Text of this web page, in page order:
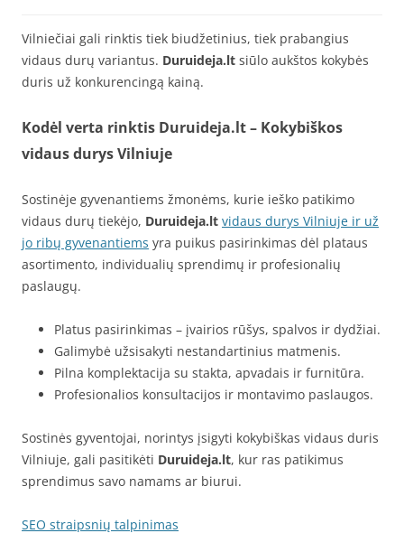
Vilniečiai gali rinktis tiek biudžetinius, tiek prabangius
vidaus durų variantus. Duruideja.lt siūlo aukštos kokybės
duris už konkurencingą kainą.
Kodėl verta rinktis Duruideja.lt– Kokybiškos
vidaus durys Vilniuje
Sostinėje gyvenantiems žmonėms, kurie ieško patikimo
vidaus durų tiekėjo, Duruideja.lt vidaus durys Vilniuje ir už
jo ribų gyvenantiems yra puikus pasirinkimas dėl plataus
asortimento, individualių sprendimų ir profesionalių
paslaugų.
Platus pasirinkimas – įvairios rūšys, spalvos ir dydžiai.
Galimybė užsisakyti nestandartinius matmenis.
Pilna komplektacija su stakta, apvadais ir furnitūra.
Profesionalios konsultacijos ir montavimo paslaugos.
Sostinės gyventojai, norintys įsigyti kokybiškas vidaus duris
Vilniuje, gali pasitikėti Duruideja.lt, kur ras patikimus
sprendimus savo namams ar biurui.
SEO straipsnių talpinimas